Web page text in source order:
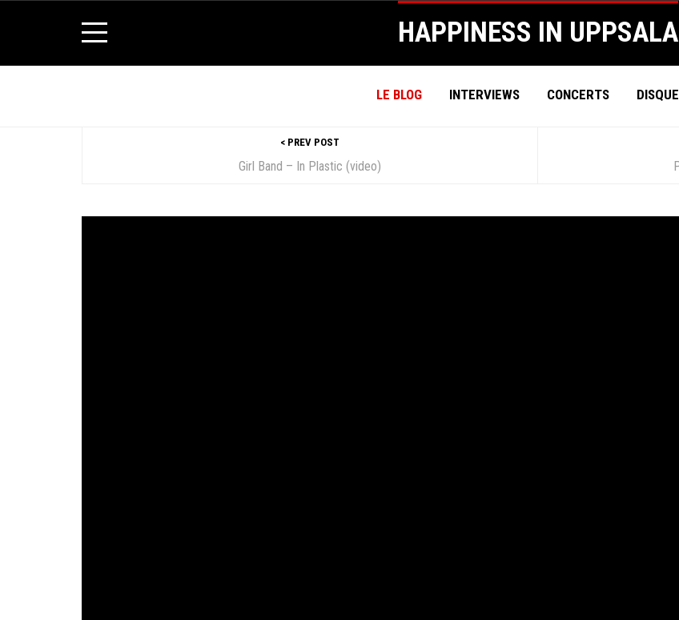
HAPPINESS IN UPPSALA
LE BLOG INTERVIEWS CONCERTS
< PREV POST
Girl Band – In Plastic (video)